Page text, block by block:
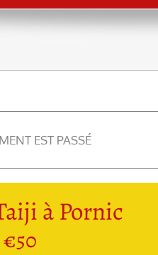
EST PASSÉ
à Pornic